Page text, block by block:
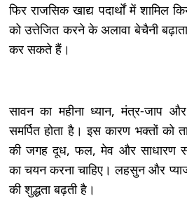
फिर राजसिक खाद्य पदार्थों में शामिल
को उत्तेजित करने के अलावा बेचैनी
कर सकते हैं।
सावन का महीना ध्यान, मंत्र-जाप
समर्पित होता है। इस कारण भक्तों
की जगह दूध, फल, मेव और साधारण
का चयन करना चाहिए। लहसुन और
की शुद्धता बढ़ती है।